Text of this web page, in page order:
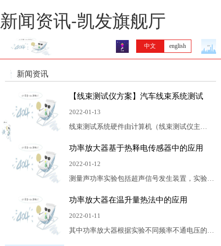
新闻资讯-凯发旗舰厅
中文 english
新闻资讯
【线束测试仪方案】汽车线束系统测试
2022-01-13
线束测试系统硬件由计算机（线束测试仪主
打印机等几部分组成。该系统能对线束进行逐根
检测，在显示器上显示错误线路的信息，对于交
叉错接的线路也能显示错误的接头编号。同时搭
功率放大器基于热释电传感器中的应用
2022-01-12
测量声功率实验包括超声信号发生装置，实验环
源发出激励信号，再经过功率放大器，选择合适
的增益，然后驱动换能器。为了减少误差，将换
能器嵌入水槽进行固定。
功率放大器在温升量热法中的应用
2022-01-11
其中功率放大器根据实验不同频率不通电压的需